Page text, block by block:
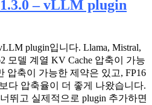
– vLLM plugin
plugin입니다. Llama, Mistral,
모델 계열 KV Cache 압축이 가능
압축이 가능한 제약은 있고, FP16
다 압축율이 더 좋게 나왔습니다.
뛰고 실제적으로 plugin 추가하면